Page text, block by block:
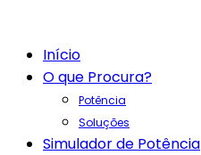
Início
O que Procura?
Potência
Soluções
Simulador de Potência